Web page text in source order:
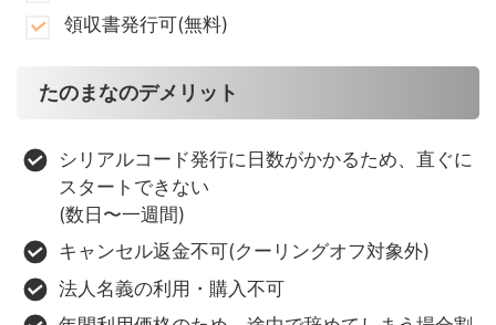
領収書発行可(無料)
たのまなのデメリット
シリアルコード発行に日数がかかるため、直ぐに
スタートできない
(数日〜一週間)
キャンセル返金不可(クーリングオフ対象外)
法人名義の利用・購入不可